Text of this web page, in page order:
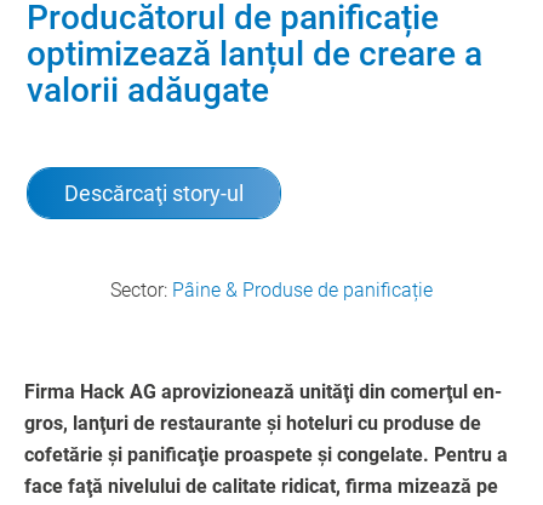
Producătorul de panificație
optimizează lanțul de creare a
valorii adăugate
Descărcaţi story-ul
Sector: Pâine & Produse de panificație
Firma Hack AG aprovizionează unităţi din comerţul en-
gros, lanţuri de restaurante şi hoteluri cu produse de
cofetărie şi panificaţie proaspete şi congelate. Pentru a
face faţă nivelului de calitate ridicat, firma mizează pe